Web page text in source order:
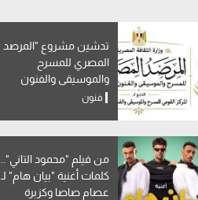
تدشين مشروع "المرصد
المصري للمسرح
والموسيقى والفنون
الشعبية"
فنون
من فيلم "محمود التاني"..
كلمات أغنية "بيان هام" لـ
عصام صاصا وكزبرة